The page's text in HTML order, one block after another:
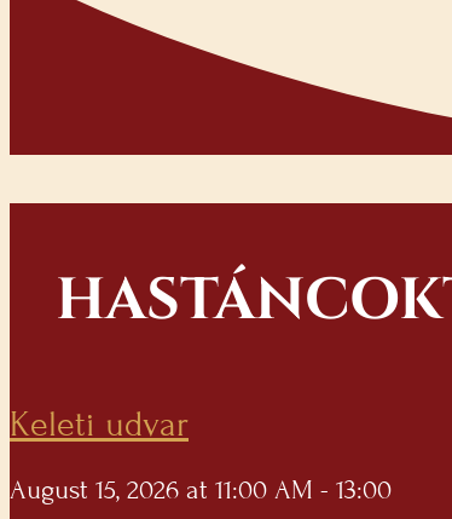
Keleti udvar
August 15, 2026 at 11:00 AM - 13:00